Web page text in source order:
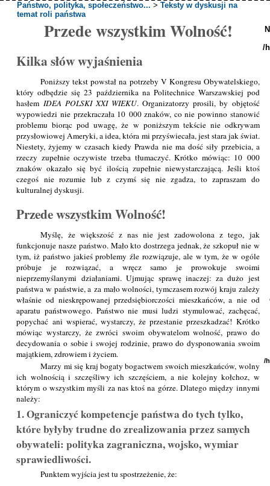
Państwo, polityka, społeczeństwo... >Teksty w dyskusji na
temat roli państwa
Przede wszystkim Wolność!
Kilka słów wyjaśnienia
Poniższy tekst powstał na potrzeby V Kongresu Obywatelskiego,
który odbędzie się 23 października na Politechnice Warszawskiej pod
hasłem IDEA POLSKI XXI WIEKU. Organizatorzy prosili, by objętość
wypowiedzi nie przekraczała 10 000 znaków, co nie powinno stanowić
problemu biorąc pod uwagę, że w poniższym tekście nie odkrywam
przysłowiowej Ameryki, a idea, która mi przyświecała, jest stara jak świat.
Niestety, żyjemy w czasach kiedy Prawda nie ma dość siły przebicia, a
rzeczy zupełnie oczywiste trzeba tłumaczyć. Krótko mówiąc: 10 000
znaków okazało się być ilością zupełnie niewystarczającą. Jeśli ktoś
czegoś nie rozumie lub z czymś się nie zgadza, to zapraszam do
kulturalnej dyskusji.
Przede wszystkim Wolność!
Myślę, że większość z nas nie jest zadowolona z tego, jak
funkcjonuje nasze państwo. Mało kto dostrzega jednak, że szkopuł nie w
tym, iż państwo jakieś problemy źle rozwiązuje, ale w tym, że w ogóle
próbuje je rozwiązać, a wręcz samo je prowokuje swoimi
nieprzemyślanymi działaniami. Ujmując sprawę inaczej: za dużo jest
państwa w państwie, a za mało wolności, tymczasem rozwój kraju zależy
właśnie od nieskrępowanej przedsiębiorczości mieszkańców, a nie od
aparatu państwowego. Państwo nie musi ludzi stymulować, zachęcać,
popychać ani wspierać, wystarczy, że przestanie przeszkadzać! Krótko
mówiąc wystarczy, że zwróci swoim obywatelom wolność, prawo do
decydowania o sobie i swojej rodzinie, prawo do dysponowania swoim
majątkiem, zdrowiem i życiem.
Marzy mi się kraj bogaty bogactwem swoich mieszkańców, wolny
ich wolnością i szczęśliwy ich szczęściem, a nie kolejny kołchoz, w
którym o wszystkim myśli za nas ktoś na górze. Dlatego między innymi
należy:
1. Ograniczyć kompetencje państwa do tych tylko,
które byłyby trudne do zrealizowania przez samych
obywateli: polityka zagraniczna, wojsko, wymiar
sprawiedliwości.
Punktem wyjścia jest tu spostrzeżenie, że:
/
/